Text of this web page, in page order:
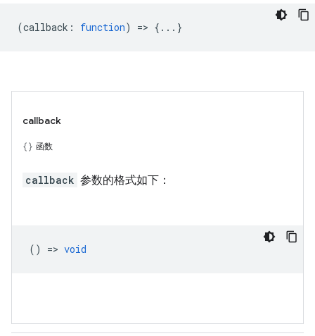
(callback : function) => {...}
callback
函数
callback 参数的格式如下：
() => void